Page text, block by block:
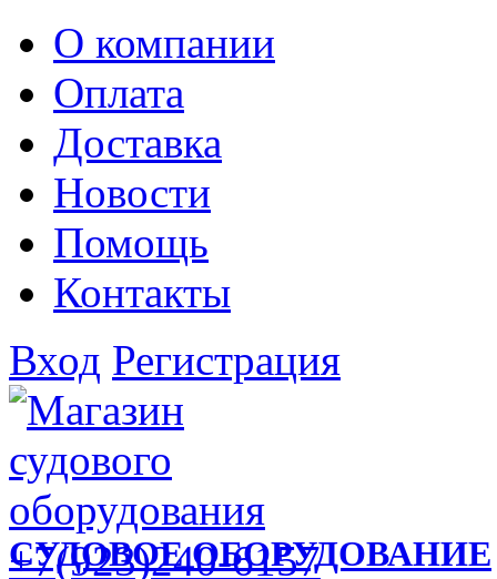
О компании
Оплата
Доставка
Новости
Помощь
Контакты
Вход Регистрация
СУДОВОЕ ОБОРУДОВАНИЕ
+7(923)240-6157